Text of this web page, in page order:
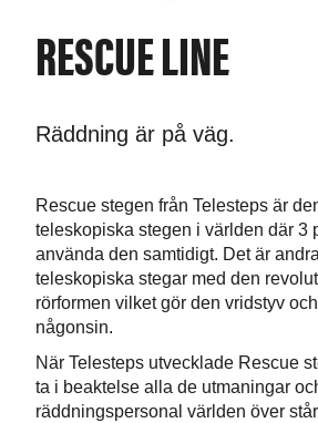
RESCUE LINE
Räddning är på väg.
Rescue stegen från Telesteps är
teleskopiska stegen i världen där 3
använda den samtidigt. Det är
teleskopiska stegar med den
rörformen vilket gör den vridstyv
någonsin.
När Telesteps utvecklade Rescue
ta i beaktelse alla de utmaningar
räddningspersonal världen över